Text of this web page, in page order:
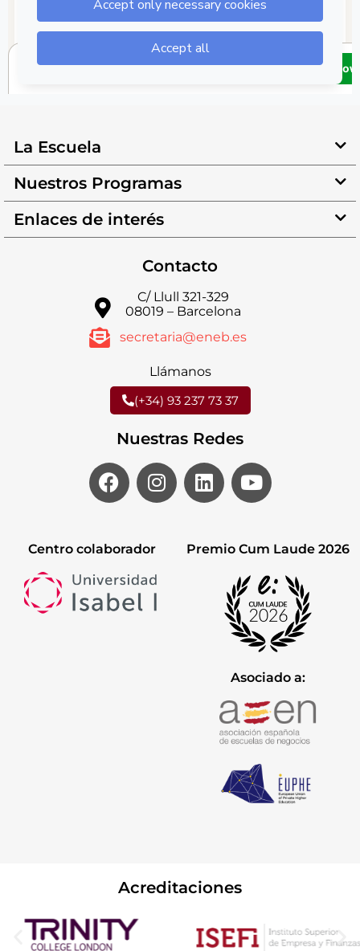
La Escuela
Nuestros Programas
Enlaces de interés
Contacto
C/ Llull 321-329
08019 – Barcelona
secretaria@eneb.es
Llámanos
(+34) 93 237 73 37
Nuestras Redes
Centro colaborador Premio Cum Laude 2026
Asociado a:
Acreditaciones